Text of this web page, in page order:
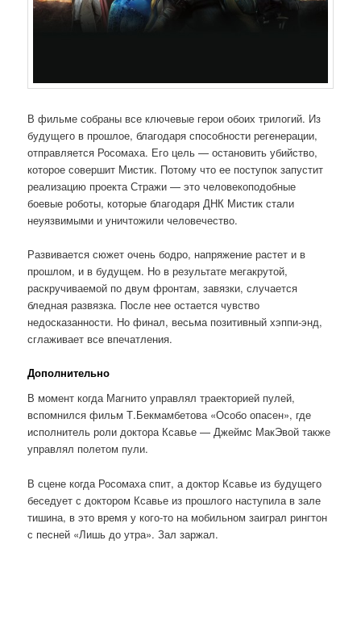
В фильме собраны все ключевые герои обоих трилогий. Из
будущего в прошлое, благодаря способности регенерации,
отправляется Росомаха. Его цель — остановить убийство,
которое совершит Мистик. Потому что ее поступок запустит
реализацию проекта Стражи — это человекоподобные
боевые роботы, которые благодаря ДНК Мистик стали
неуязвимыми и уничтожили человечество.
Развивается сюжет очень бодро, напряжение растет и в
прошлом, и в будущем. Но в результате мегакрутой,
раскручиваемой по двум фронтам, завязки, случается
бледная развязка. После нее остается чувство
недосказанности. Но финал, весьма позитивный хэппи-энд,
сглаживает все впечатления.
Дополнительно
В момент когда Магнито управлял траекторией пулей,
вспомнился фильм Т.Бекмамбетова «Особо опасен», где
исполнитель роли доктора Ксавье — Джеймс МакЭвой также
управлял полетом пули.
В сцене когда Росомаха спит, а доктор Ксавье из будущего
беседует с доктором Ксавье из прошлого наступила в зале
тишина, в это время у кого-то на мобильном заиграл рингтон
с песней «Лишь до утра». Зал заржал.